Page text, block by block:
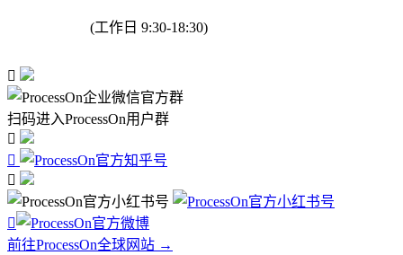
(工作日 9:30-18:30)

扫码进入ProcessOn用户群




前往ProcessOn全球网站 →